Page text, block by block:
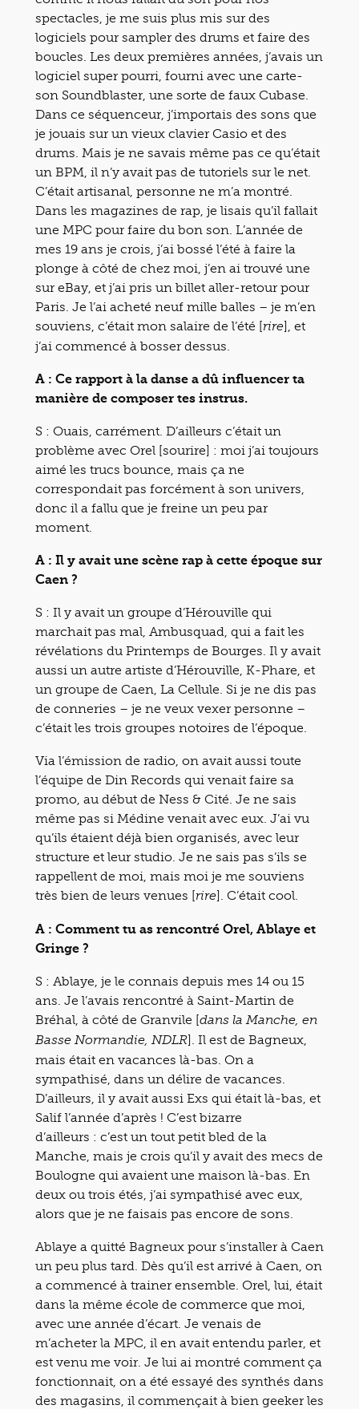
spectacles, je me suis plus mis sur des
logiciels pour sampler des drums et faire des
boucles. Les deux premières années, j’avais un
logiciel super pourri, fourni avec une carte-
son Soundblaster, une sorte de faux Cubase.
Dans ce séquenceur, j’importais des sons que
je jouais sur un vieux clavier Casio et des
drums. Mais je ne savais même pas ce qu’était
un BPM, il n’y avait pas de tutoriels sur le net.
C’était artisanal, personne ne m’a montré.
Dans les magazines de rap, je lisais qu’il fallait
une MPC pour faire du bon son. L’année de
mes 19 ans je crois, j’ai bossé l’été à faire la
plonge à côté de chez moi, j’en ai trouvé une
sur eBay, et j’ai pris un billet aller-retour pour
Paris. Je l’ai acheté neuf mille balles – je m’en
souviens, c’était mon salaire de l’été [rire], et
j’ai commencé à bosser dessus.
A : Ce rapport à la danse a dû influencer ta
manière de composer tes instrus.
S : Ouais, carrément. D’ailleurs c’était un
problème avec Orel [sourire] : moi j’ai toujours
aimé les trucs bounce, mais ça ne
correspondait pas forcément à son univers,
donc il a fallu que je freine un peu par
moment.
A : Il y avait une scène rap à cette époque sur
Caen ?
S : Il y avait un groupe d’Hérouville qui
marchait pas mal, Ambusquad, qui a fait les
révélations du Printemps de Bourges. Il y avait
aussi un autre artiste d’Hérouville, K-Phare, et
un groupe de Caen, La Cellule. Si je ne dis pas
de conneries – je ne veux vexer personne –
c’était les trois groupes notoires de l’époque.
Via l’émission de radio, on avait aussi toute
l’équipe de Din Records qui venait faire sa
promo, au début de Ness & Cité. Je ne sais
même pas si Médine venait avec eux. J’ai vu
qu’ils étaient déjà bien organisés, avec leur
structure et leur studio. Je ne sais pas s’ils se
rappellent de moi, mais moi je me souviens
très bien de leurs venues [rire]. C’était cool.
A : Comment tu as rencontré Orel, Ablaye et
Gringe ?
S : Ablaye, je le connais depuis mes 14 ou 15
ans. Je l’avais rencontré à Saint-Martin de
Bréhal, à côté de Granvile [dans la Manche, en
Basse Normandie, NDLR]. Il est de Bagneux,
mais était en vacances là-bas. On a
sympathisé, dans un délire de vacances.
D’ailleurs, il y avait aussi Exs qui était là-bas, et
Salif l’année d’après ! C’est bizarre
d’ailleurs : c’est un tout petit bled de la
Manche, mais je crois qu’il y avait des mecs de
Boulogne qui avaient une maison là-bas. En
deux ou trois étés, j’ai sympathisé avec eux,
alors que je ne faisais pas encore de sons.
Ablaye a quitté Bagneux pour s’installer à Caen
un peu plus tard. Dès qu’il est arrivé à Caen, on
a commencé à trainer ensemble. Orel, lui, était
dans la même école de commerce que moi,
avec une année d’écart. Je venais de
m’acheter la MPC, il en avait entendu parler, et
est venu me voir. Je lui ai montré comment ça
fonctionnait, on a été essayé des synthés dans
des magasins, il commençait à bien geeker les